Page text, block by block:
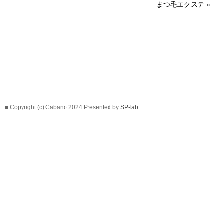
まつ毛エクステ »
■ Copyright (c) Cabano 2024 Presented by SP-lab